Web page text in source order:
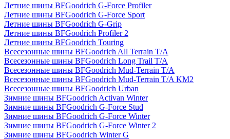
Летние шины BFGoodrich G-Force Profiler
Летние шины BFGoodrich G-Force Sport
Летние шины BFGoodrich G-Grip
Летние шины BFGoodrich Profiler 2
Летние шины BFGoodrich Touring
Всесезонные шины BFGoodrich All Terrain T/A
Всесезонные шины BFGoodrich Long Trail T/A
Всесезонные шины BFGoodrich Mud-Terrain T/A
Всесезонные шины BFGoodrich Mud-Terrain T/A KM2
Всесезонные шины BFGoodrich Urban
Зимние шины BFGoodrich Activan Winter
Зимние шины BFGoodrich G-Force Stud
Зимние шины BFGoodrich G-Force Winter
Зимние шины BFGoodrich G-Force Winter 2
Зимние шины BFGoodrich Winter G